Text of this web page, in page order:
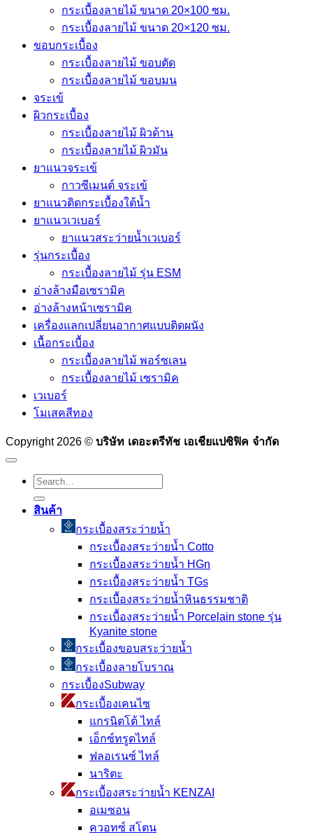
กระเบื้องลายไม้ ขนาด 20×100 ซม.
กระเบื้องลายไม้ ขนาด 20×120 ซม.
ขอบกระเบื้อง
กระเบื้องลายไม้ ขอบตัด
กระเบื้องลายไม้ ขอบมน
จระเข้
ผิวกระเบื้อง
กระเบื้องลายไม้ ผิวด้าน
กระเบื้องลายไม้ ผิวมัน
ยาแนวจระเข้
กาวซีเมนต์ จระเข้
ยาแนวติดกระเบื้องใต้น้ำ
ยาแนวเวเบอร์
ยาแนวสระว่ายน้ำเวเบอร์
รุ่นกระเบื้อง
กระเบื้องลายไม้ รุ่น ESM
อ่างล้างมือเซรามิค
อ่างล้างหน้าเซรามิค
เครื่องแลกเปลี่ยนอากาศแบบติดผนัง
เนื้อกระเบื้อง
กระเบื้องลายไม้ พอร์ซเลน
กระเบื้องลายไม้ เซรามิค
เวเบอร์
โมเสคสีทอง
Copyright 2026 © บริษัท เดอะตรีทัช เอเชียแปซิฟิค จำกัด
Search
for:
สินค้า
กระเบื้องสระว่ายนํ้า
กระเบื้องสระว่ายน้ำ Cotto
กระเบื้องสระว่ายน้ำ HGn
กระเบื้องสระว่ายน้ำ TGs
กระเบื้องสระว่ายน้ำหินธรรมชาติ
กระเบื้องสระว่ายนํ้า Porcelain stone รุ่น
Kyanite stone
กระเบื้องขอบสระว่ายน้ำ
กระเบื้องลายโบราณ
กระเบื้องSubway
กระเบื้องเคนไซ
แกรนิตโต้ ไทล์
เอ็กซ์ทรูดไทล์
ฟลอเรนซ์ ไทล์
นาริตะ
กระเบื้องสระว่ายน้ำ KENZAI
อเมซอน
ควอทซ์ สโตน